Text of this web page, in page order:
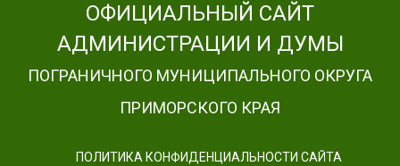
ОФИЦИАЛЬНЫЙ САЙТ
АДМИНИСТРАЦИИ И ДУМЫ
ПОГРАНИЧНОГО МУНИЦИПАЛЬНОГО ОКРУГА
ПРИМОРСКОГО КРАЯ
ПОЛИТИКА КОНФИДЕНЦИАЛЬНОСТИ САЙТА